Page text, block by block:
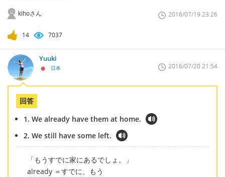
kihoさん 2016/07/19 23:26
14 7037
Yuuki
日本 2016/07/20 21:54
回答
1. We already have them at home.
2. We still have some left.
「もうすでに家にあるでしょ。」
already ＝すでに、もう